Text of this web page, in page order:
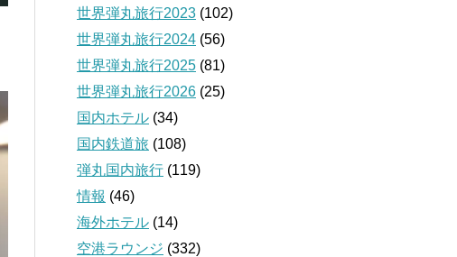
世界弾丸旅行2023 (102)
世界弾丸旅行2024 (56)
世界弾丸旅行2025 (81)
世界弾丸旅行2026 (25)
国内ホテル (34)
国内鉄道旅 (108)
弾丸国内旅行 (119)
情報 (46)
海外ホテル (14)
空港ラウンジ (332)